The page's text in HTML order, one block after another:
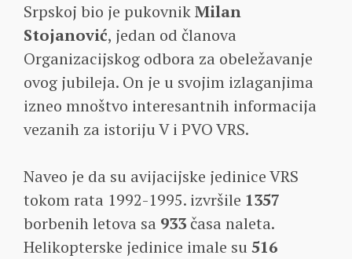
Srpskoj bio je pukovnikMilan
Stojanović, jedan od članova
Organizacijskog odbora za obeležavanje
ovog jubileja. On je u svojim izlaganjima
izneo mnoštvo interesantnih informacija
vezanih za istoriju V i PVO VRS.
Naveo je da su avijacijske jedinice VRS
tokom rata 1992-1995. izvršile 1357
borbenih letova sa 933časa naleta.
Helikopterske jedinice imale su 516